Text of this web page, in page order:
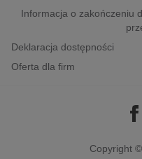
Informacja o zakończeniu
Deklaracja dostępności
Oferta dla firm
Copyright